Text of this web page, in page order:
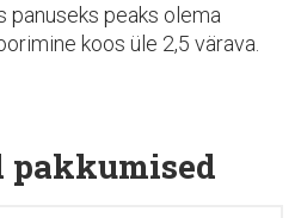
panuseks peaks olema
koos üle 2,5 värava.
pakkumised